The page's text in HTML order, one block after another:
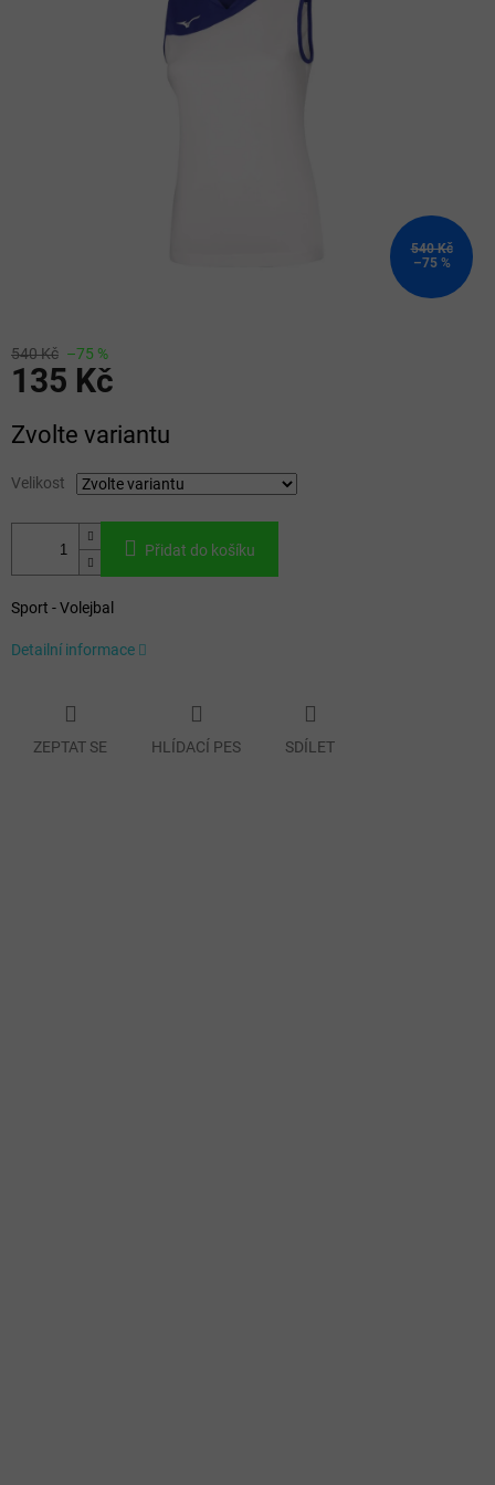
540 Kč
–75 %
540 Kč –75 %
135 Kč
cena:
Zvolte variantu
Velikost
Přidat do košíku
Sport - Volejbal
Detailní informace
ZEPTAT SE HLÍDACÍ PES SDÍLET